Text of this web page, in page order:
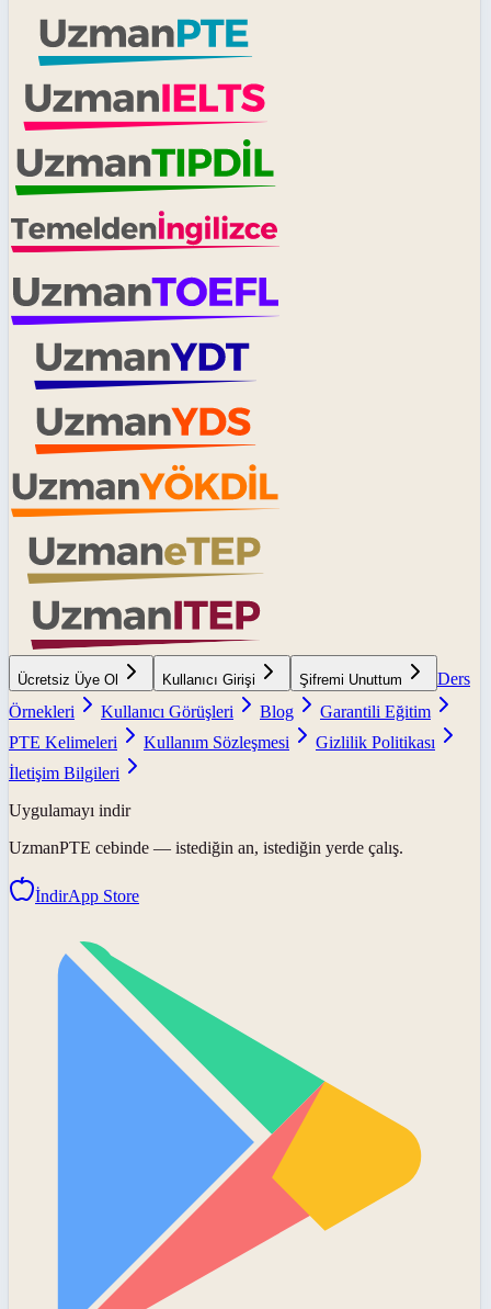
Ücretsiz Üye Ol Kullanıcı Girişi Şifremi Unuttum
Ders
Örnekleri
Kullanıcı Görüşleri Blog
Garantili Eğitim
PTE Kelimeleri
Kullanım Sözleşmesi
Gizlilik Politikası
İletişim Bilgileri
Uygulamayı indir
UzmanPTE cebinde — istediğin an, istediğin yerde çalış.
İndirApp Store